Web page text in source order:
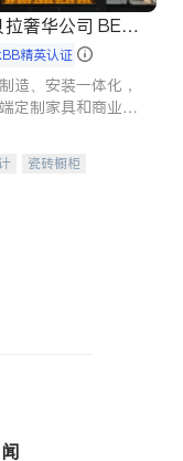
华公司 BELL
精英认证
造、安装一体化，
定制家具和商业空
瓷砖橱柜